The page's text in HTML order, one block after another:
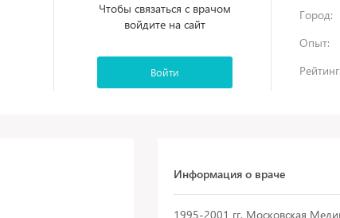
Чтобы связаться с врачом
войдите на сайт
Войти
Город:
Опыт:
Рейтинг:
Информация о враче
1995-2001 гг. Московская